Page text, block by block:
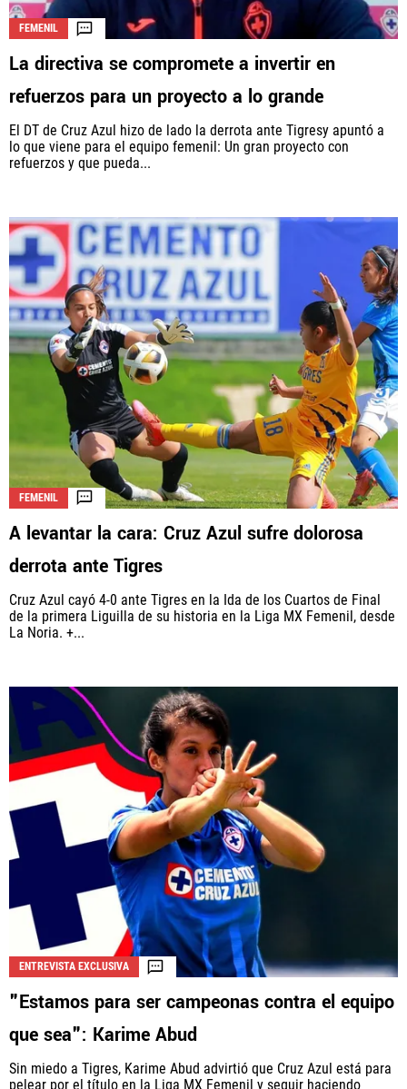
FEMENIL
La directiva se compromete a invertir en
refuerzos para un proyecto a lo grande
El DT de Cruz Azul hizo de lado la derrota ante Tigresy apuntó a
lo que viene para el equipo femenil: Un gran proyecto con
refuerzos y que pueda...
FEMENIL
A levantar la cara: Cruz Azul sufre dolorosa
derrota ante Tigres
Cruz Azul cayó 4-0 ante Tigres en la Ida de los Cuartos de Final
de la primera Liguilla de su historia en la Liga MX Femenil, desde
La Noria. +...
ENTREVISTA EXCLUSIVA
"Estamos para ser campeonas contra el equipo
que sea": Karime Abud
Sin miedo a Tigres, Karime Abud advirtió que Cruz Azul está para
pelear por el título en la Liga MX Femenil y seguir haciendo